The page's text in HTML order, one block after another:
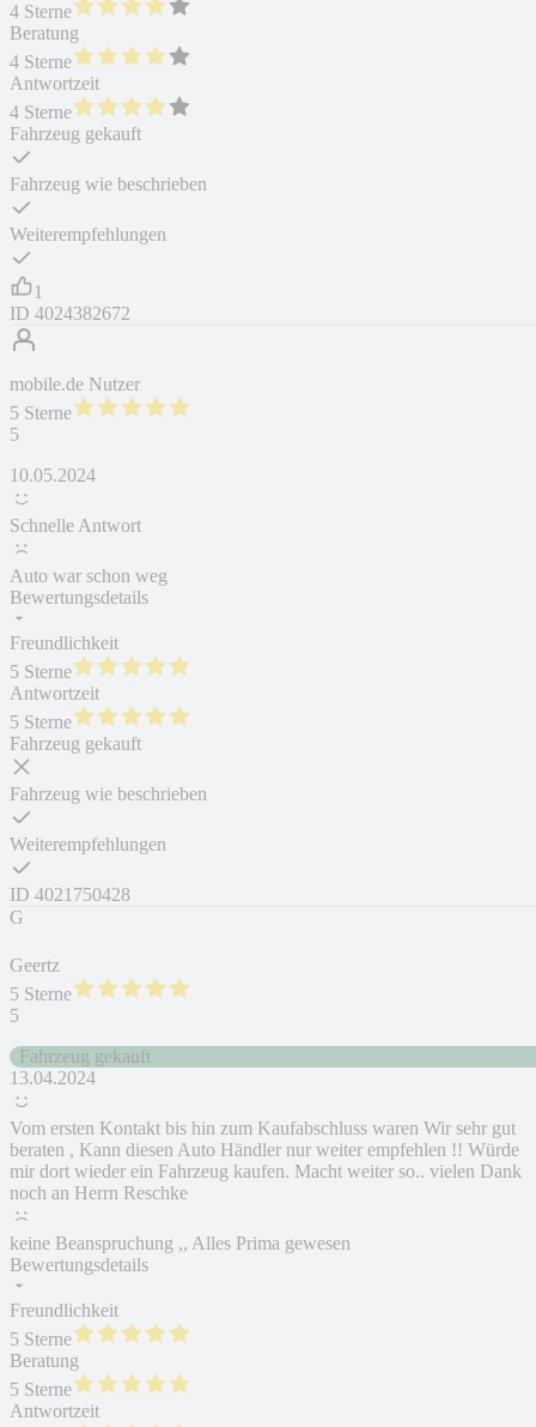
4 Sterne
Beratung
4 Sterne
Antwortzeit
4 Sterne
Fahrzeug gekauft
Fahrzeug wie beschrieben
Weiterempfehlungen
1
ID 4024382672
mobile.de Nutzer
5 Sterne
5
10.05.2024
Schnelle Antwort
Auto war schon weg
Bewertungsdetails
Freundlichkeit
5 Sterne
Antwortzeit
5 Sterne
Fahrzeug gekauft
Fahrzeug wie beschrieben
Weiterempfehlungen
ID 4021750428
G
Geertz
5 Sterne
5
Fahrzeug gekauft
13.04.2024
Vom ersten Kontakt bis hin zum Kaufabschluss waren Wir sehr gut
beraten , Kann diesen Auto Händler nur weiter empfehlen !! Würde
mir dort wieder ein Fahrzeug kaufen. Macht weiter so.. vielen Dank
noch an Herrn Reschke
keine Beanspruchung ,, Alles Prima gewesen
Bewertungsdetails
Freundlichkeit
5 Sterne
Beratung
5 Sterne
Antwortzeit